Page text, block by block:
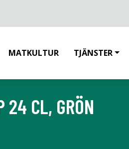
MATKULTUR TJÄNSTER
24 CL, GRÖN